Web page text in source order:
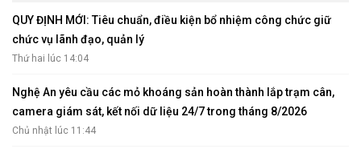
QUY ĐỊNH MỚI: Tiêu chuẩn, điều kiện bổ nhiệm công chức giữ
chức vụ lãnh đạo, quản lý
Thứ hai lúc 14:04
Nghệ An yêu cầu các mỏ khoáng sản hoàn thành lắp trạm cân,
camera giám sát, kết nối dữ liệu 24/7 trong tháng 8/2026
Chủ nhật lúc 11:44